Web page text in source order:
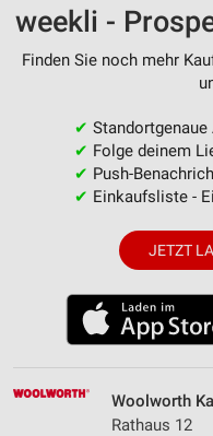
weekli -
Finden Sie noch mehr
✔ Standortgenaue
✔ Folge deinem
✔ Push-
✔ Einkaufsliste -
JETZT
Woolworth
Rathaus 12